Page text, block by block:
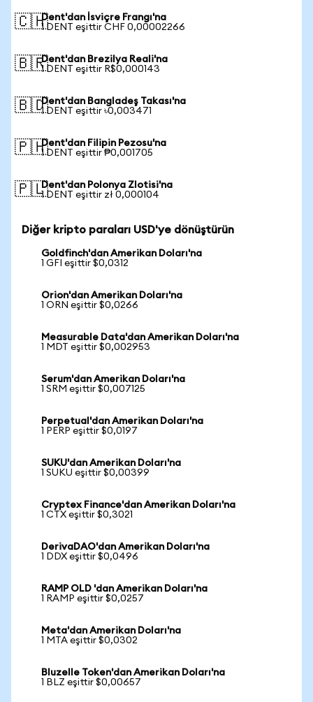
🇨🇭Dent'dan İsviçre Frangı'na
1 DENT eşittir CHF 0,00002266
🇧🇷Dent'dan Brezilya Reali'na
1 DENT eşittir R$0,000143
🇧🇩Dent'dan Bangladeş Takası'na
1 DENT eşittir ৳0,003471
🇵🇭Dent'dan Filipin Pezosu'na
1 DENT eşittir ₱0,001705
🇵🇱Dent'dan Polonya Zlotisi'na
1 DENT eşittir zł 0,000104
Diğer kripto paraları USD'ye dönüştürün
Goldfinch'dan Amerikan Doları'na
1 GFI eşittir $0,0312
Orion'dan Amerikan Doları'na
1 ORN eşittir $0,0266
Measurable Data'dan Amerikan Doları'na
1 MDT eşittir $0,002953
Serum'dan Amerikan Doları'na
1 SRM eşittir $0,007125
Perpetual'dan Amerikan Doları'na
1 PERP eşittir $0,0197
SUKU'dan Amerikan Doları'na
1 SUKU eşittir $0,00399
Cryptex Finance'dan Amerikan Doları'na
1 CTX eşittir $0,3021
DerivaDAO'dan Amerikan Doları'na
1 DDX eşittir $0,0496
RAMP OLD 'dan Amerikan Doları'na
1 RAMP eşittir $0,0257
Meta'dan Amerikan Doları'na
1 MTA eşittir $0,0302
Bluzelle Token'dan Amerikan Doları'na
1 BLZ eşittir $0,00657